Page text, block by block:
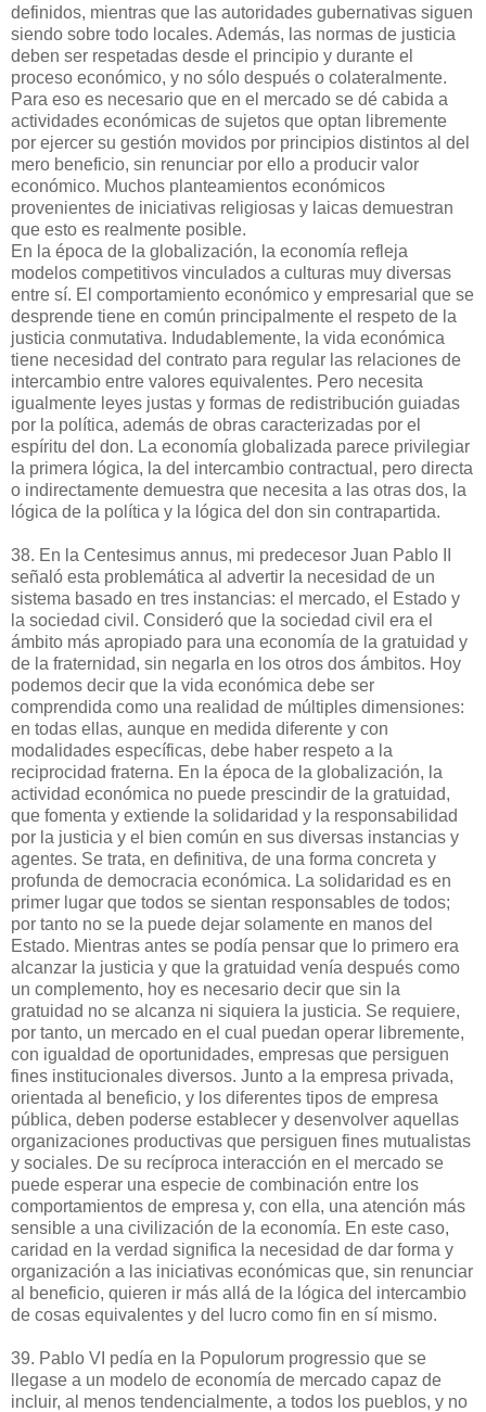
definidos, mientras que las autoridades gubernativas siguen
siendo sobre todo locales. Además, las normas de justicia
deben ser respetadas desde el principio y durante el
proceso económico, y no sólo después o colateralmente.
Para eso es necesario que en el mercado se dé cabida a
actividades económicas de sujetos que optan libremente
por ejercer su gestión movidos por principios distintos al del
mero beneficio, sin renunciar por ello a producir valor
económico. Muchos planteamientos económicos
provenientes de iniciativas religiosas y laicas demuestran
que esto es realmente posible.
En la época de la globalización, la economía refleja
modelos competitivos vinculados a culturas muy diversas
entre sí. El comportamiento económico y empresarial que se
desprende tiene en común principalmente el respeto de la
justicia conmutativa. Indudablemente, la vida económica
tiene necesidad del contrato para regular las relaciones de
intercambio entre valores equivalentes. Pero necesita
igualmente leyes justas y formas de redistribución guiadas
por la política, además de obras caracterizadas por el
espíritu del don. La economía globalizada parece privilegiar
la primera lógica, la del intercambio contractual, pero directa
o indirectamente demuestra que necesita a las otras dos, la
lógica de la política y la lógica del don sin contrapartida.
38. En la Centesimus annus, mi predecesor Juan Pablo II
señaló esta problemática al advertir la necesidad de un
sistema basado en tres instancias: el mercado, el Estado y
la sociedad civil. Consideró que la sociedad civil era el
ámbito más apropiado para una economía de la gratuidad y
de la fraternidad, sin negarla en los otros dos ámbitos. Hoy
podemos decir que la vida económica debe ser
comprendida como una realidad de múltiples dimensiones:
en todas ellas, aunque en medida diferente y con
modalidades específicas, debe haber respeto a la
reciprocidad fraterna. En la época de la globalización, la
actividad económica no puede prescindir de la gratuidad,
que fomenta y extiende la solidaridad y la responsabilidad
por la justicia y el bien común en sus diversas instancias y
agentes. Se trata, en definitiva, de una forma concreta y
profunda de democracia económica. La solidaridad es en
primer lugar que todos se sientan responsables de todos;
por tanto no se la puede dejar solamente en manos del
Estado. Mientras antes se podía pensar que lo primero era
alcanzar la justicia y que la gratuidad venía después como
un complemento, hoy es necesario decir que sin la
gratuidad no se alcanza ni siquiera la justicia. Se requiere,
por tanto, un mercado en el cual puedan operar libremente,
con igualdad de oportunidades, empresas que persiguen
fines institucionales diversos. Junto a la empresa privada,
orientada al beneficio, y los diferentes tipos de empresa
pública, deben poderse establecer y desenvolver aquellas
organizaciones productivas que persiguen fines mutualistas
y sociales. De su recíproca interacción en el mercado se
puede esperar una especie de combinación entre los
comportamientos de empresa y, con ella, una atención más
sensible a una civilización de la economía. En este caso,
caridad en la verdad significa la necesidad de dar forma y
organización a las iniciativas económicas que, sin renunciar
al beneficio, quieren ir más allá de la lógica del intercambio
de cosas equivalentes y del lucro como fin en sí mismo.
39. Pablo VI pedía en la Populorum progressio que se
llegase a un modelo de economía de mercado capaz de
incluir, al menos tendencialmente, a todos los pueblos, y no